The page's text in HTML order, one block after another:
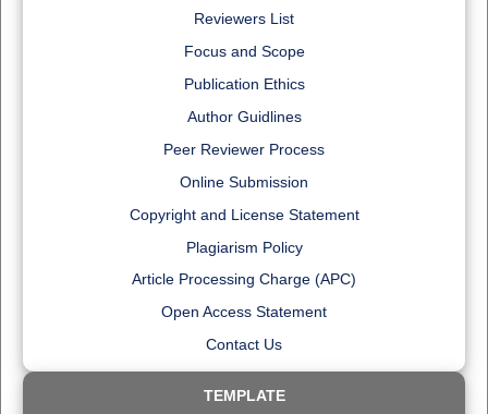
Reviewers List
Focus and Scope
Publication Ethics
Author Guidlines
Peer Reviewer Process
Online Submission
Copyright and License Statement
Plagiarism Policy
Article Processing Charge (APC)
Open Access Statement
Contact Us
TEMPLATE